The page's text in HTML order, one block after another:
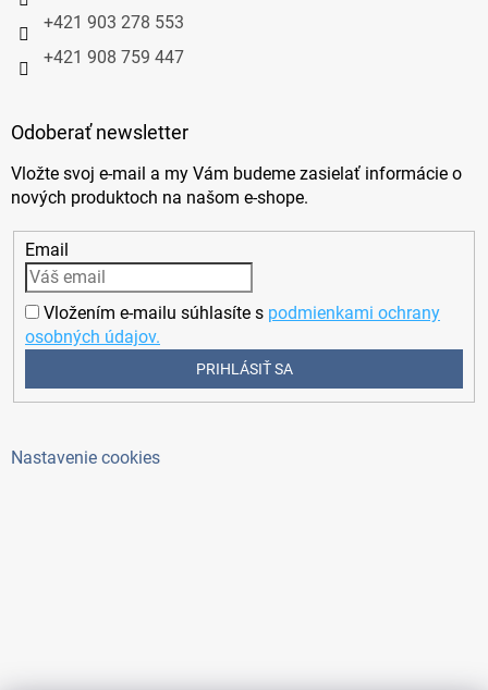
+421 903 278 553
+421 908 759 447
Odoberať newsletter
Vložte svoj e-mail a my Vám budeme zasielať informácie o
nových produktoch na našom e-shope.
Email
Vložením e-mailu súhlasíte s podmienkami ochrany
osobných údajov.
PRIHLÁSIŤ SA
Nastavenie cookies